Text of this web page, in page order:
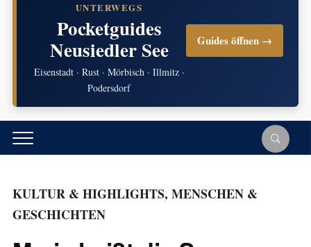
UNTERWEGS
Pocketguides
Neusiedler See
Eisenstadt · Rust · Mörbisch · Illmitz ·
Podersdorf
Guides öffnen →
KULTUR & HIGHLIGHTS, MENSCHEN &
GESCHICHTEN